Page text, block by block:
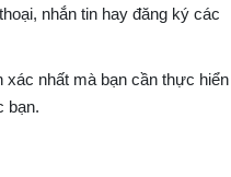
nhắn tin hay đăng ký các
nhất mà bạn cần thực hiển
bạn.